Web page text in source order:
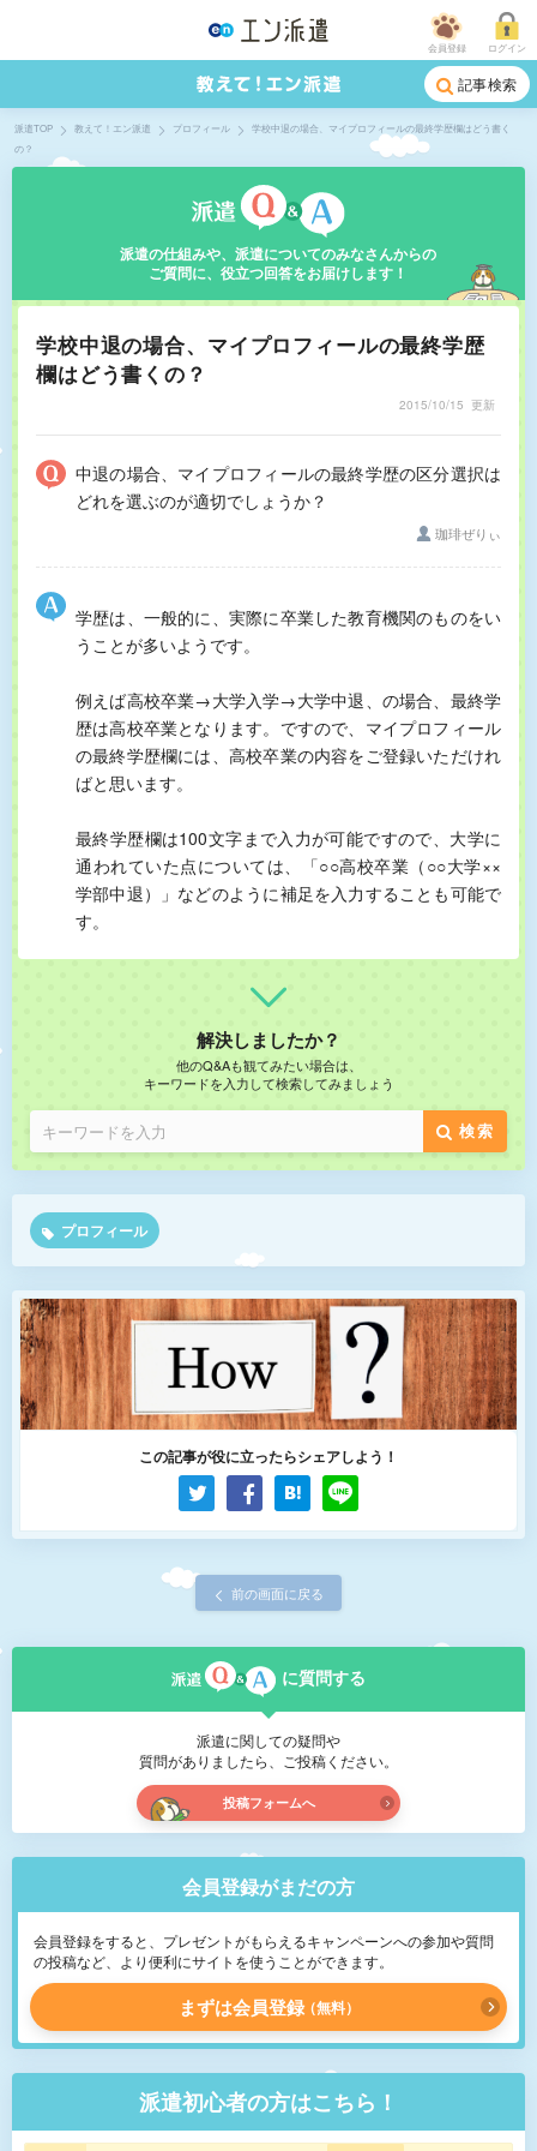
会員登録 ログイン
記事検索
派遣TOP 教えて！エン派遣 プロフィール
学校中退の場合、マイプロフィールの最終学歴欄はどう書く
の？
派遣の仕組みや、派遣についてのみなさんからの
ご質問に、役立つ回答をお届けします！
学校中退の場合、マイプロフィールの最終学歴
欄はどう書くの？
2015/10/15 更新
中退の場合、マイプロフィールの最終学歴の区分選択は
どれを選ぶのが適切でしょうか？
珈琲ぜりぃ
学歴は、一般的に、実際に卒業した教育機関のものをい
うことが多いようです。
例えば高校卒業→大学入学→大学中退、の場合、最終学
歴は高校卒業となります。ですので、マイプロフィール
の最終学歴欄には、高校卒業の内容をご登録いただけれ
ばと思います。
最終学歴欄は100文字まで入力が可能ですので、大学に
通われていた点については、「○○高校卒業（○○大学××
学部中退）」などのように補足を入力することも可能で
す。
解決しましたか？
他のQ&Aも観てみたい場合は、
キーワードを入力して検索してみましょう
検索
プロフィール
この記事が役に立ったらシェアしよう！
前の画面に戻る
に質問する
派遣に関しての疑問や
質問がありましたら、ご投稿ください。
投稿フォームへ
会員登録がまだの方
会員登録をすると、プレゼントがもらえるキャンペーンへの参加や質問
の投稿など、より便利にサイトを使うことができます。
まずは会員登録 無料
派遣初心者の方はこちら！